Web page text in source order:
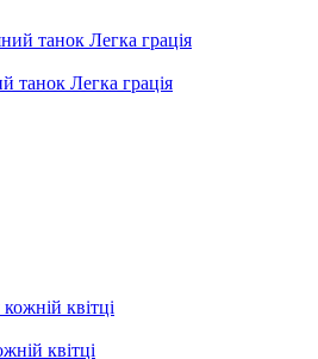
танок Легка грація
квітці